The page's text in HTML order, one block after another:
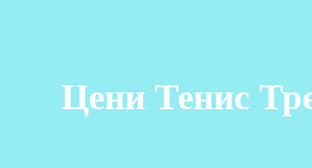
contentЦени Тенис